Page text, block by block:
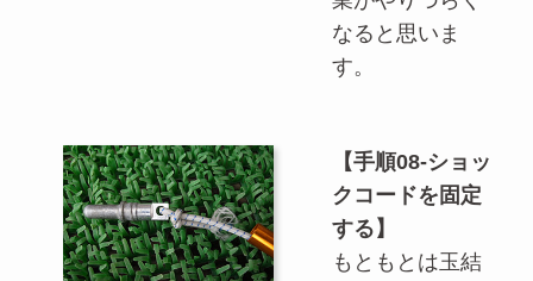
なると思いま
す。
【手順08-ショッ
クコードを固定
する】
もともとは玉結